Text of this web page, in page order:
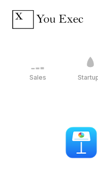
Sales